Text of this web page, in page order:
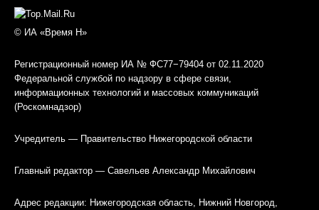
© ИА «Время Н»
Регистрационный номер ИА № ФС77−79404 от 02.11.2020
Федеральной службой по надзору в сфере связи,
информационных технологий и массовых коммуникаций
(Роскомнадзор)
Учредитель — Правительство Нижегородской области
Главный редактор — Савельев Александр Михайлович
Адрес редакции: Нижегородская область, Нижний Новгород,